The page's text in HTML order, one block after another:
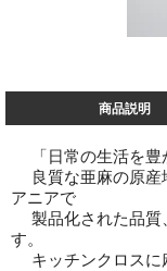
商品説明
「日常の生活を豊
良質な亜麻の原産
アニアで
製品化された品質
す。
キッチンクロスに